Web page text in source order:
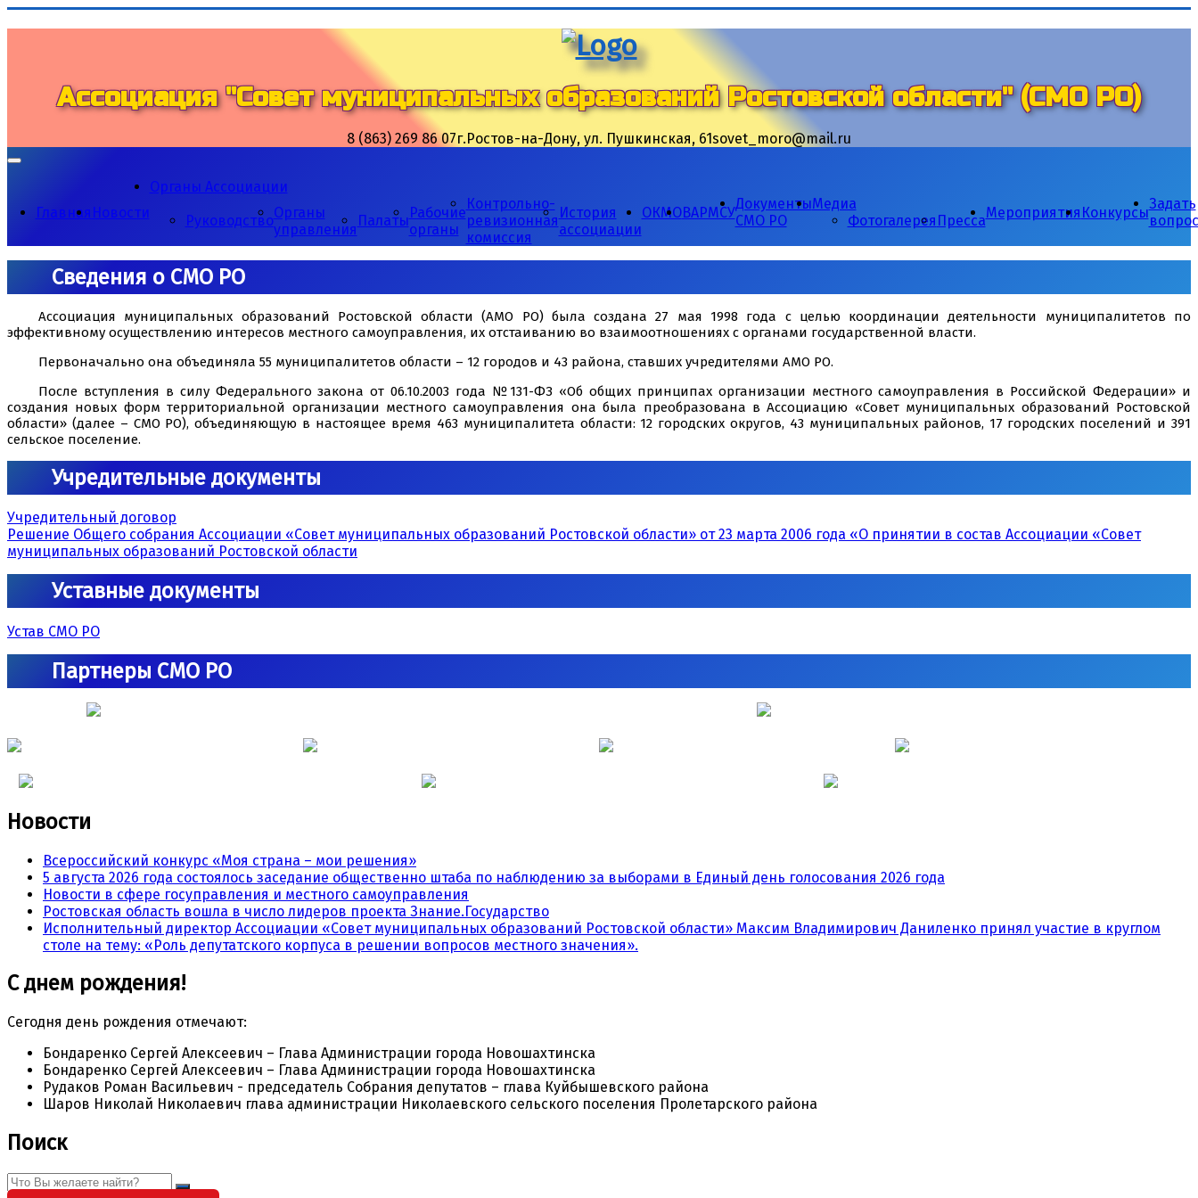
Ассоциация "Совет муниципальных образований Ростовской области" (СМО РО)
8 (863) 269 86 07г.Ростов-на-Дону, ул. Пушкинская, 61sovet_moro@mail.ru
Главная Новости
Органы Ассоциации
РуководствоОрганы
управления ПалатыРабочие
органы
Контрольно-
ревизионная
комиссия
История
ассоциации
ОКМОВАРМСУДокументы
СМО РО
Медиа
Фотогалерея ПрессаМероприятия КонкурсыЗадать
вопрос
Сведения о СМО РО
Ассоциация муниципальных образований Ростовской области (АМО РО) была создана 27 мая 1998 года с целью координации деятельности муниципалитетов по
эффективному осуществлению интересов местного самоуправления, их отстаиванию во взаимоотношениях с органами государственной власти.
Первоначально она объединяла 55 муниципалитетов области – 12 городов и 43 района, ставших учредителями АМО РО.
После вступления в силу Федерального закона от 06.10.2003 года №131-ФЗ «Об общих принципах организации местного самоуправления в Российской Федерации» и
создания новых форм территориальной организации местного самоуправления она была преобразована в Ассоциацию «Совет муниципальных образований Ростовской
области» (далее – СМО РО), объединяющую в настоящее время 463 муниципалитета области: 12 городских округов, 43 муниципальных районов, 17 городских поселений и 391
сельское поселение.
Учредительные документы
Учредительный договор
Решение Общего собрания Ассоциации «Совет муниципальных образований Ростовской области» от 23 марта 2006 года «О принятии в состав Ассоциации «Совет
муниципальных образований Ростовской области
Уставные документы
Устав СМО РО
Партнеры СМО РО
Новости
Всероссийский конкурс «Моя страна – мои решения»
5 августа 2026 года состоялось заседание общественно штаба по наблюдению за выборами в Единый день голосования 2026 года
Новости в сфере госуправления и местного самоуправления
Ростовская область вошла в число лидеров проекта Знание.Государство
Исполнительный директор Ассоциации «Совет муниципальных образований Ростовской области» Максим Владимирович Даниленко принял участие в круглом
столе на тему: «Роль депутатского корпуса в решении вопросов местного значения».
С днем рождения!
Сегодня день рождения отмечают:
Бондаренко Сергей Алексеевич – Глава Администрации города Новошахтинска
Бондаренко Сергей Алексеевич – Глава Администрации города Новошахтинска
Рудаков Роман Васильевич - председатель Собрания депутатов – глава Куйбышевского района
Шаров Николай Николаевич глава администрации Николаевского сельского поселения Пролетарского района
Поиск